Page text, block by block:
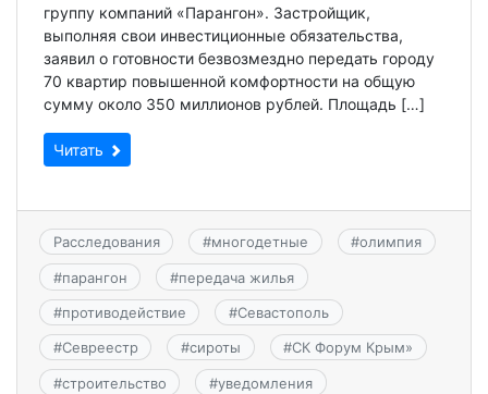
группу компаний «Парангон». Застройщик,
выполняя свои инвестиционные обязательства,
заявил о готовности безвозмездно передать городу
70 квартир повышенной комфортности на общую
сумму около 350 миллионов рублей. Площадь […]
Читать
Расследования #многодетные #олимпия
#парангон #передача жилья
#противодействие #Севастополь
#Севреестр #сироты #СК Форум Крым»
#строительство #уведомления